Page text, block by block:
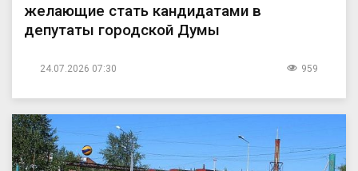
желающие стать кандидатами в
депутаты городской Думы
24.07.2026 07:30 959